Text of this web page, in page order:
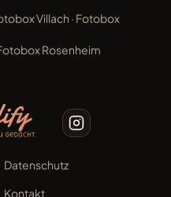
Villach · Fotobox
Rosenheim
Datenschutz
Kontakt